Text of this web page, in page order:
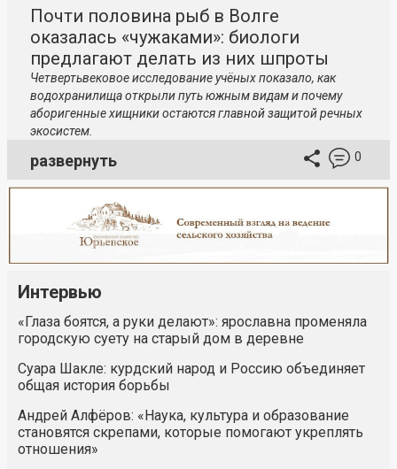
Почти половина рыб в Волге
оказалась «чужаками»: биологи
предлагают делать из них шпроты
Четвертьвековое исследование учёных показало, как
водохранилища открыли путь южным видам и почему
аборигенные хищники остаются главной защитой речных
экосистем.
развернуть 0
Интервью
«Глаза боятся, а руки делают»: ярославна променяла
городскую суету на старый дом в деревне
Суара Шакле: курдский народ и Россию объединяет
общая история борьбы
Андрей Алфёров: «Наука, культура и образование
становятся скрепами, которые помогают укреплять
отношения»